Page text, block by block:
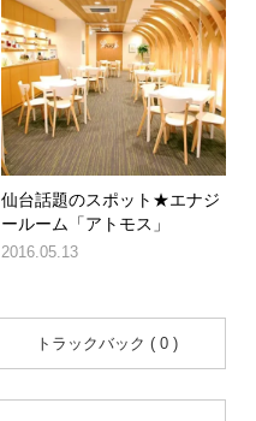
仙台話題のスポット★エナジ
ールーム「アトモス」
2016.05.13
トラックバック ( 0 )